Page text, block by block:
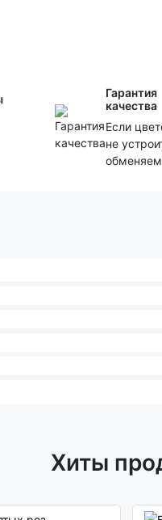
Гарантия
качества
Если
не
обменяем
Хиты